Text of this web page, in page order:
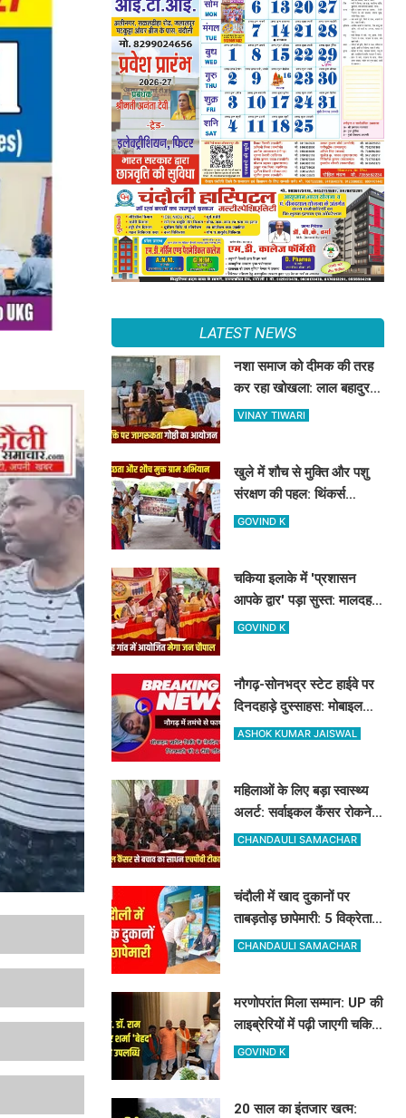
LATEST NEWS
नशा समाज को दीमक की तरह
कर रहा खोखला: लाल बहादुर
शास्त्री कॉलेज में नशामुक्ति
VINAY TIWARI
खुले में शौच से मुक्ति और पशु
संरक्षण की पहल: थिंकर्स
इवोल्यूशंस फाउंडेशन ने चंदौली
GOVIND K
चकिया इलाके में 'प्रशासन
आपके द्वार' पड़ा सुस्त: मालदह
गांव की मेगा जन चौपाल में नहीं
GOVIND K
नौगढ़-सोनभद्र स्टेट हाईवे पर
दिनदहाड़े दुस्साहस: मोबाइल
व्यवसायी पर तमंचे से फायरिंग,
ASHOK KUMAR JAISWAL
महिलाओं के लिए बड़ा स्वास्थ्य
अलर्ट: सर्वाइकल कैंसर रोकने
के लिए मुफ्त लग रहा HPV का
CHANDAULI SAMACHAR
चंदौली में खाद दुकानों पर
ताबड़तोड़ छापेमारी: 5 विक्रेताओं
को नोटिस, 10 सैंपल लिए गए
CHANDAULI SAMACHAR
मरणोपरांत मिला सम्मान: UP की
लाइब्रेरियों में पढ़ी जाएगी चकिया
के शिक्षक स्व. डॉ. राम किशोर
GOVIND K
20 साल का इंतजार खत्म: